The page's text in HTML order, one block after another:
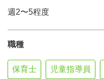
週2〜5程度
職種
保育士 児童指導員